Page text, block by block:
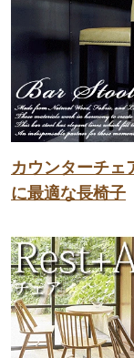
カウンターチェ
に最適な長椅子